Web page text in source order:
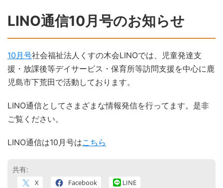
LINO通信10月号のお知らせ
10月号社会福祉法人くすの木会LINOでは、児童発達支
援・放課後等デイサービス・保育所等訪問支援を中心に鹿
児島市下荒田で活動しております。
LINO通信としてさまざまな情報発信を行ってます。是非
ご覧ください。
LINO通信は10月号はこちら
共有:
X Facebook LINE